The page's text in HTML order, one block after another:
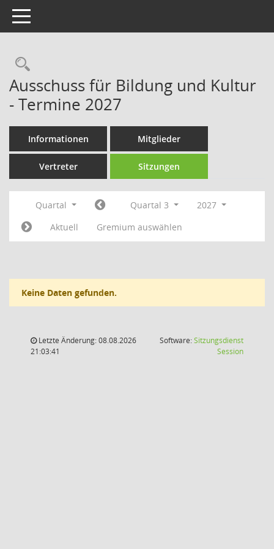
Toggle navigation
Rechercheauswahl
Ausschuss für Bildung und Kultur
- Termine 2027
Informationen Mitglieder
Vertreter Sitzungen
Quartal Quartal 3
2027
Aktuell
Gremium auswählen
Keine Daten gefunden.
Letzte Änderung: 08.08.2026
21:03:41
Software:Sitzungsdienst
Session(Wird in